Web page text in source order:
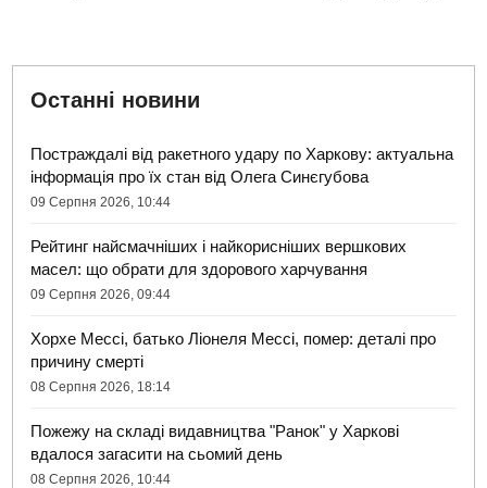
Останні новини
Постраждалі від ракетного удару по Харкову: актуальна
інформація про їх стан від Олега Синєгубова
09 Серпня 2026, 10:44
Рейтинг найсмачніших і найкорисніших вершкових
масел: що обрати для здорового харчування
09 Серпня 2026, 09:44
Хорхе Мессі, батько Ліонеля Мессі, помер: деталі про
причину смерті
08 Серпня 2026, 18:14
Пожежу на складі видавництва "Ранок" у Харкові
вдалося загасити на сьомий день
08 Серпня 2026, 10:44